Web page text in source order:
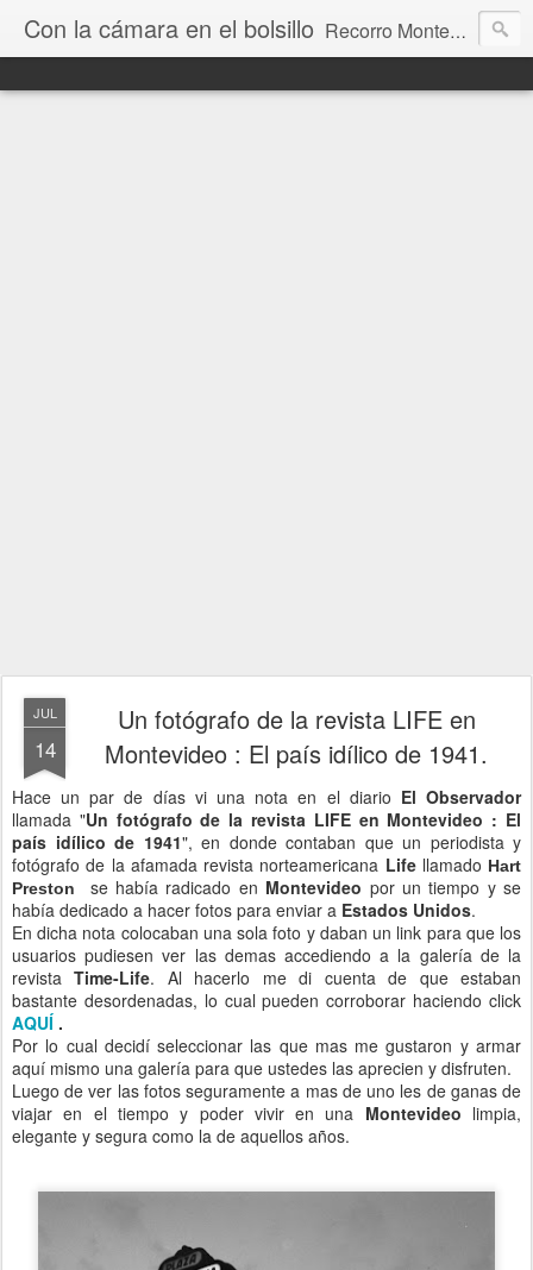
Con la cámara en el bolsillo Recorro Montevideo y el mundo. Fotos e historias de aquí y allá.
JUL
14
Un fotógrafo de la revista LIFE en
Montevideo : El país idílico de 1941.
Hace un par de días vi una nota en el diario El Observador
llamada "Un fotógrafo de la revista LIFE en Montevideo : El
país idílico de 1941", en donde contaban que un periodista y
fotógrafo de la afamada revista norteamericana Lifellamado Hart
Preston
se había radicado en Montevideo por un tiempo y se
había dedicado a hacer fotos para enviar a Estados Unidos.
En dicha nota colocaban una sola foto y daban un link para que los
usuarios pudiesen ver las demas accediendo a la galería de la
revistaTime-Life. Al hacerlo me di cuenta de que estaban
bastante desordenadas, lo cual pueden corroborar haciendo click
AQUÍ .
Por lo cual decidí seleccionar las que mas me gustaron y armar
aquí mismo una galería para que ustedes las aprecien y disfruten.
Luego de ver las fotos seguramente a mas de uno les de ganas de
viajar en el tiempo y poder vivir en una Montevideo limpia,
elegante y segura como la de aquellos años.